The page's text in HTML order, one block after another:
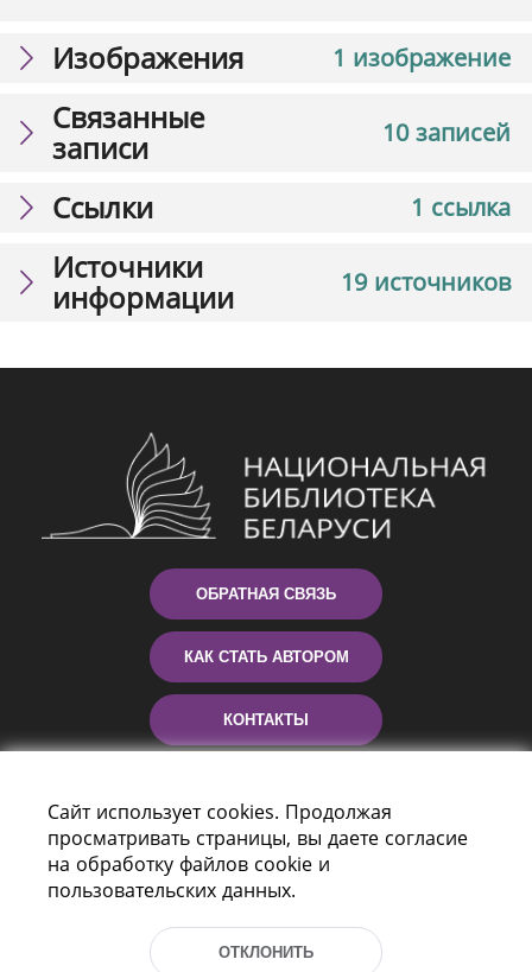
1 изображение
Изображения
10 записей
Связанные
записи
1 ссылка
Ссылки
19 источников
Источники
информации
ОБРАТНАЯ СВЯЗЬ
КАК СТАТЬ АВТОРОМ
КОНТАКТЫ
Сайт использует cookies. Продолжая
просматривать страницы, вы даете согласие
на обработку файлов cookie и
пользовательских данных.
ОТКЛОНИТЬ